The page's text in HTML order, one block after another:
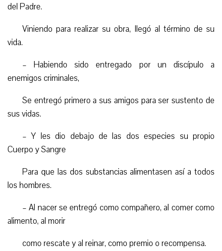
del Padre.
Viniendo para realizar su obra, llegó al término de su
vida.
– Habiendo sido entregado por un discípulo a
enemigos criminales,
Se entregó primero a sus amigos para ser sustento de
sus vidas.
– Y les dio debajo de las dos especies su propio
Cuerpo y Sangre
Para que las dos substancias alimentasen así a todos
los hombres.
– Al nacer se entregó como compañero, al comer como
alimento, al morir
como rescate y al reinar, como premio o recompensa.